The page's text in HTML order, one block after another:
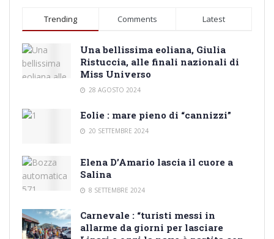
Trending Comments Latest
Una bellissima eoliana, Giulia
Ristuccia, alle finali nazionali di
Miss Universo
28 AGOSTO 2024
Eolie : mare pieno di “cannizzi”
20 SETTEMBRE 2024
Elena D’Amario lascia il cuore a
Salina
8 SETTEMBRE 2024
Carnevale : “turisti messi in
allarme da giorni per lasciare